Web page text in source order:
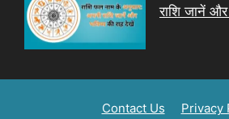
राशि जानें
Contact Us Privacy